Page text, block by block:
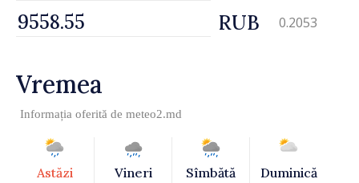
RUB 0.2053
Vremea
Informația oferită de meteo2.md
Astăzi Vineri Sîmbătă Duminică